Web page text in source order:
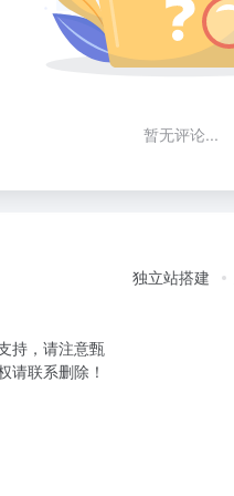
暂无评论...
持，请注意甄
请联系删除！
独立站搭建